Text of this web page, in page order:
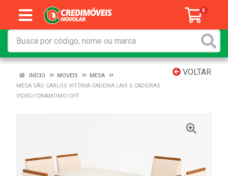
0
VOLTAR
INÍCIO MOVEIS
MESA
MESA SÃO CARLOS VITÓRIA CADEIRA LAIS 6 CADEIRAS
VIDRO/CINAMOMO/OFF